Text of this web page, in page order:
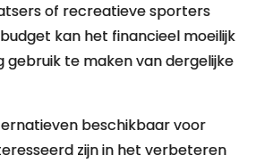
of recreatieve sporters
kan het financieel moeilijk
gebruik te maken van dergelijke
beschikbaar voor
zijn in het verbeteren